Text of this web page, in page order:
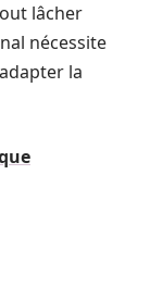
lâcher
nécessite
la